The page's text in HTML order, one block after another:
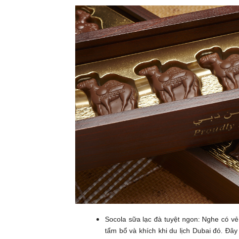
Socola sữa lạc đà tuyệt ngon: Nghe có
tẩm bổ và khích khi du lịch Dubai đó.